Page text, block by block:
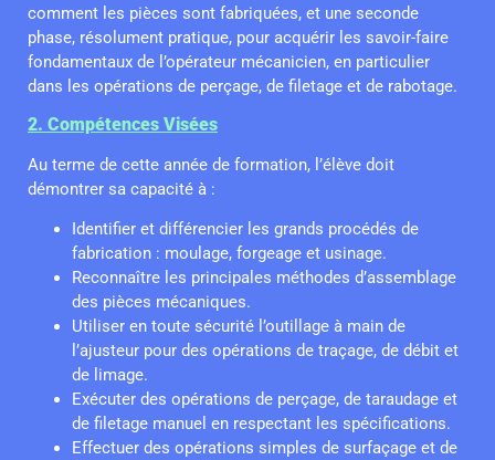
comment les pièces sont fabriquées, et une seconde
phase, résolument pratique, pour acquérir les savoir-faire
fondamentaux de l’opérateur mécanicien, en particulier
dans les opérations de perçage, de filetage et de rabotage.
2. Compétences Visées
Au terme de cette année de formation, l’élève doit
démontrer sa capacité à :
Identifier et différencier les grands procédés de
fabrication : moulage, forgeage et usinage.
Reconnaître les principales méthodes d’assemblage
des pièces mécaniques.
Utiliser en toute sécurité l’outillage à main de
l’ajusteur pour des opérations de traçage, de débit et
de limage.
Exécuter des opérations de perçage, de taraudage et
de filetage manuel en respectant les spécifications.
Effectuer des opérations simples de surfaçage et de